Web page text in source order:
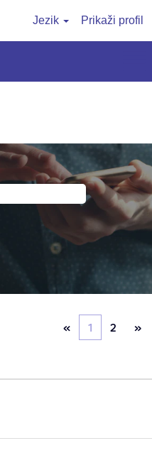
Jezik Prikaži profil
« 1 2 »